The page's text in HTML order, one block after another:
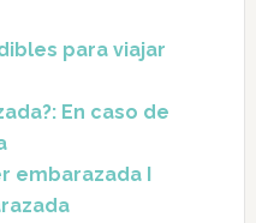
para viajar
En caso de
embarazada I